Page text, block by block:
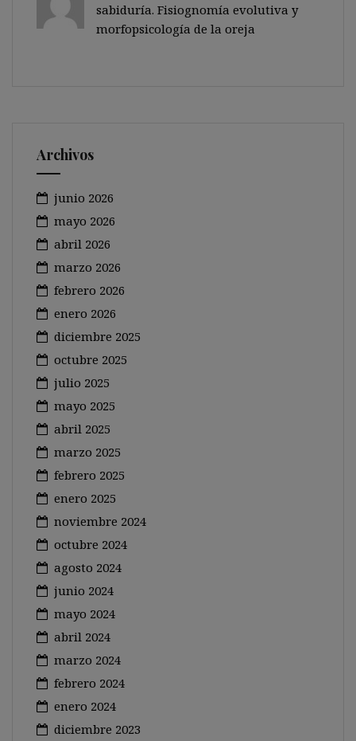
sabiduría. Fisiognomía evolutiva y
morfopsicología de la oreja
Archivos
junio 2026
mayo 2026
abril 2026
marzo 2026
febrero 2026
enero 2026
diciembre 2025
octubre 2025
julio 2025
mayo 2025
abril 2025
marzo 2025
febrero 2025
enero 2025
noviembre 2024
octubre 2024
agosto 2024
junio 2024
mayo 2024
abril 2024
marzo 2024
febrero 2024
enero 2024
diciembre 2023